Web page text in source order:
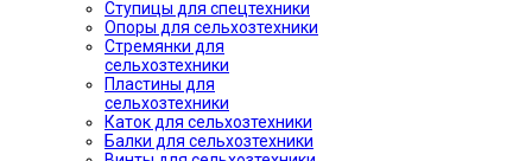
Ступицы для спецтехники
Опоры для сельхозтехники
Стремянки для
сельхозтехники
Пластины для
сельхозтехники
Каток для сельхозтехники
Балки для сельхозтехники